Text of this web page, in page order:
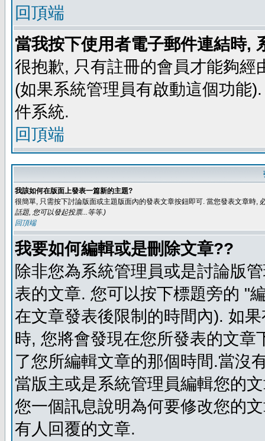
回頂端
當我按下使用者電子郵件連結時,
很抱歉, 只有註冊的會員才能夠
(如果系統管理員有啟動這個功能
件系統.
回頂端
我該如何在版面上發表一篇新的主題?
很簡單, 只需按下討論版面或主題版面內的發表文章按鈕即可. 當您發表文章時
話題, 您可以發起投票...等等.)
回頂端
我要如何編輯或是刪除文章??
除非您為系統管理員或是討論版
表的文章. 您可以按下標題旁的 "
在文章發表後限制的時間內). 如
時, 您將會發現在您所發表的文
了您所編輯文章的那個時間.當沒
當版主或是系統管理員編輯您的
您一個訊息說明為何要修改您的
有人回覆的文章.